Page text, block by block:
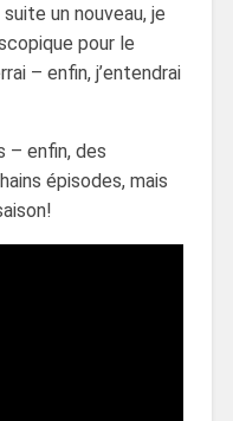
un nouveau, je
pour le
– enfin, j’entendrai
– enfin, des
épisodes, mais